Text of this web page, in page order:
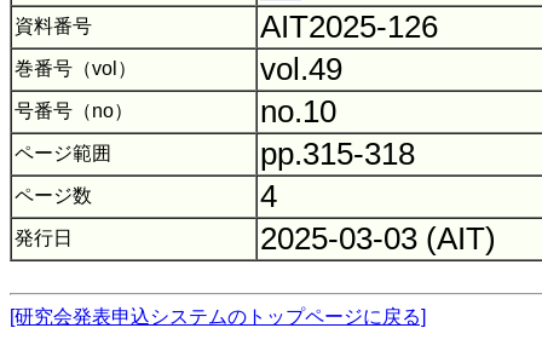
資料番号 AIT2025-126
巻番号（vol） vol.49
号番号（no） no.10
ページ範囲 pp.315-318
ページ数 4
発行日 2025-03-03 (AIT)
[研究会発表申込システムのトップページに戻る]